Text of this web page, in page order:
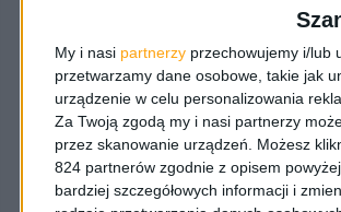
My i nasi partnerzy przechowujemy i/lub
przetwarzamy dane osobowe, takie jak
urządzenie w celu personalizowania
Za Twoją zgodą my i nasi partnerzy
przez skanowanie urządzeń. Możesz
824 partnerów zgodnie z opisem
bardziej szczegółowych informacji i